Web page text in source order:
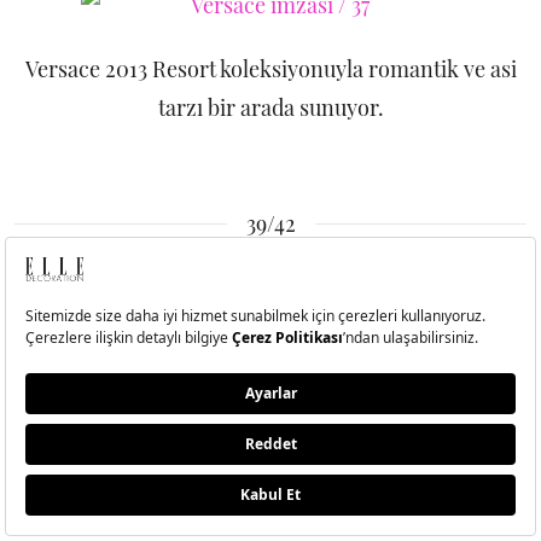
Versace 2013 Resort koleksiyonuyla romantik ve asi
tarzı bir arada sunuyor.
39/42
Versace 2013 Resort koleksiyonuyla romantik ve asi
tarzı bir arada sunuyor.
40/42